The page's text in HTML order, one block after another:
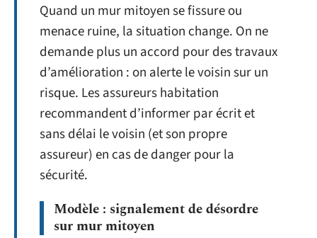
Quand un mur mitoyen se fissure ou
menace ruine, la situation change. On ne
demande plus un accord pour des travaux
d’amélioration : on alerte le voisin sur un
risque. Les assureurs habitation
recommandent d’informer par écrit et
sans délai le voisin (et son propre
assureur) en cas de danger pour la
sécurité.
Modèle : signalement de désordre
sur mur mitoyen